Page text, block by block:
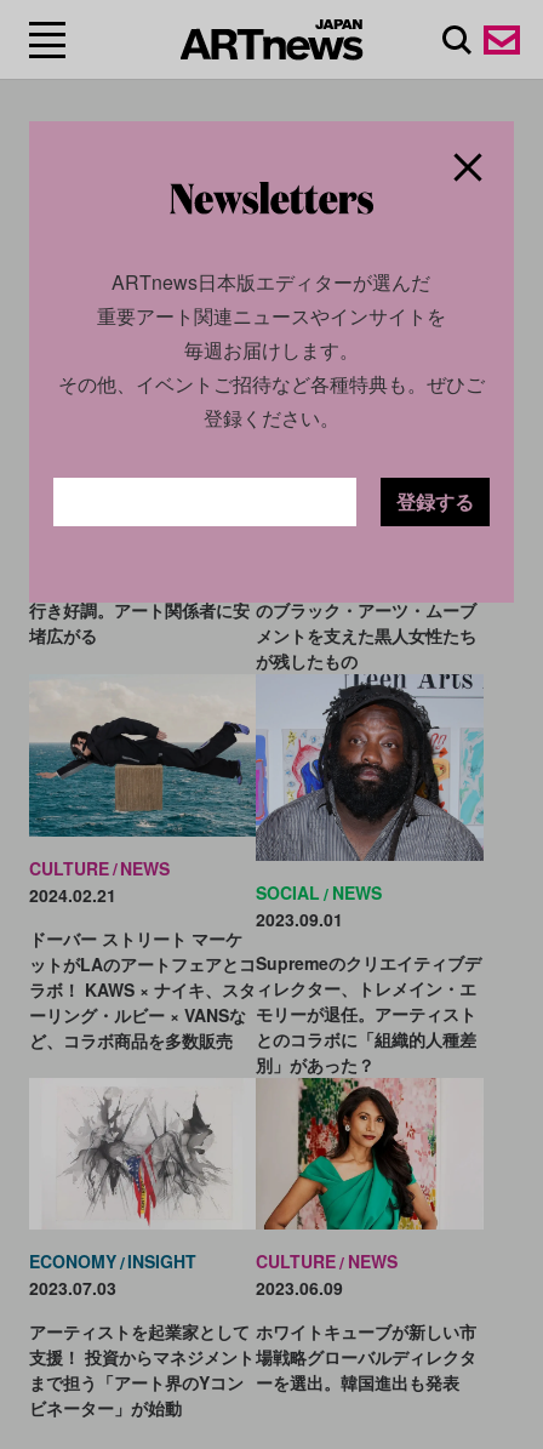
#デイヴィッド・ハモン
ズ/David Hammons
行き好調。アート関係者に安
堵広がる
INSIGHT
のブラック・アーツ・ムーブ
メントを支えた黒人女性たち
が残したもの
CULTURE NEWS
2024.02.21
ドーバー ストリート マーケ
ットがLAのアートフェアとコ
ラボ！ KAWS × ナイキ、スタ
ーリング・ルビー × VANSな
ど、コラボ商品を多数販売
SOCIAL NEWS
2023.09.01
Supremeのクリエイティブデ
ィレクター、トレメイン・エ
モリーが退任。アーティスト
とのコラボに「組織的人種差
別」があった？
ECONOMY INSIGHT
2023.07.03
アーティストを起業家として
支援！ 投資からマネジメント
まで担う「アート界のYコン
ビネーター」が始動
CULTURE NEWS
2023.06.09
ホワイトキューブが新しい市
場戦略グローバルディレクタ
ーを選出。韓国進出も発表
ARTnews日本版エディターが選んだ
重要アート関連ニュースやインサイトを
毎週お届けします。
その他、イベントご招待など各種特典も。ぜひご
登録ください。
登録する